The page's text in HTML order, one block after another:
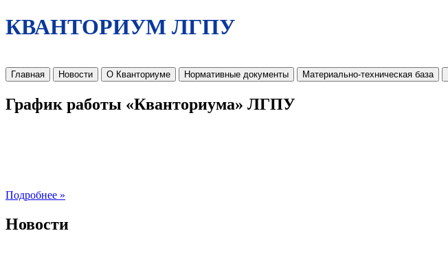
КВАНТОРИУМ ЛГПУ
Главная Новости О Кванториуме Нормативные документы Материально-техническая база
График работы «Кванториума» ЛГПУ
Подробнее »
Новости